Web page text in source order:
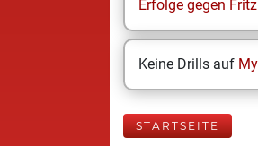
Erfolge gegen
Keine Drills auf
STARTSEITE